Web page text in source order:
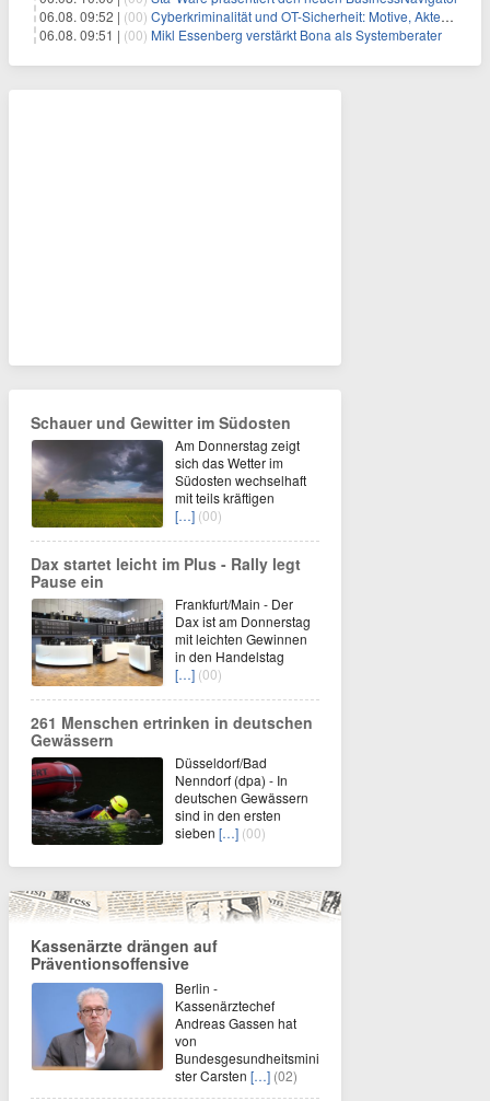
06.08. 09:52 | (00) Cyberkriminalität und OT-Sicherheit: Motive, Akteure und Risiken
06.08. 09:51 | (00) Mikl Essenberg verstärkt Bona als Systemberater
Schauer und Gewitter im Südosten
Am Donnerstag zeigt
sich das Wetter im
Südosten wechselhaft
mit teils kräftigen
[…] (00)
Dax startet leicht im Plus - Rally legt
Pause ein
Frankfurt/Main - Der
Dax ist am Donnerstag
mit leichten Gewinnen
in den Handelstag
[…] (00)
261 Menschen ertrinken in deutschen
Gewässern
Düsseldorf/Bad
Nenndorf (dpa) - In
deutschen Gewässern
sind in den ersten
sieben […] (00)
Kassenärzte drängen auf
Präventionsoffensive
Berlin -
Kassenärztechef
Andreas Gassen hat
von
Bundesgesundheitsmini
ster Carsten […] (02)